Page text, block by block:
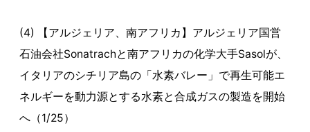
(4) 【アルジェリア、南アフリカ】アルジェリア国営
石油会社Sonatrachと南アフリカの化学大手Sasolが、
イタリアのシチリア島の「水素バレー」で再生可能エ
ネルギーを動力源とする水素と合成ガスの製造を開始
へ（1/25）